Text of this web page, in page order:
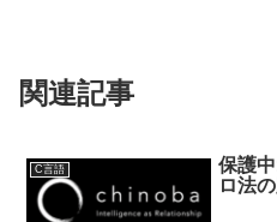
関連記事
C言語
保護
ロ法